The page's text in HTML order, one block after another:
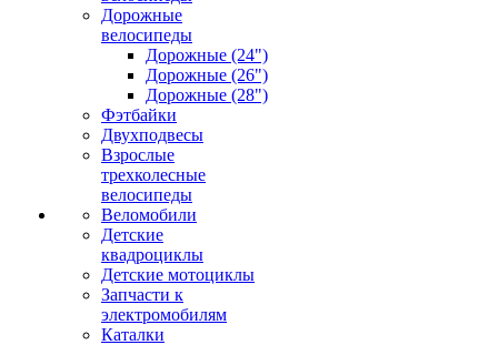
Дорожные
велосипеды
Дорожные (24")
Дорожные (26")
Дорожные (28")
Фэтбайки
Двухподвесы
Взрослые
трехколесные
велосипеды
Веломобили
Детские
квадроциклы
Детские мотоциклы
Запчасти к
электромобилям
Каталки